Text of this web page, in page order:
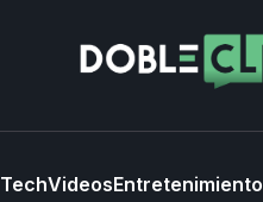
TechVideosEntretenimiento